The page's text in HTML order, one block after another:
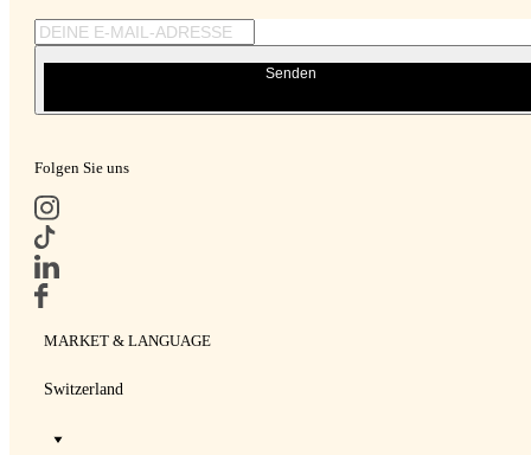
Senden
Folgen Sie uns
MARKET & LANGUAGE
Switzerland